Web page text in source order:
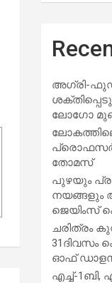
അഗ്രി-ഫുഡ്
ലോഗോ
പ്രൊഫസർ
തോമസ്
പുഴയും
നയങ്ങളും
ജെയിംസ്
ചരിത്രം
31ദിവസം
ഓഫ്
എച്ച്-